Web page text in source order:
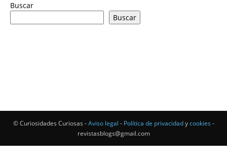
Buscar
Buscar
© Curiosidades Curiosas -Aviso legal - Política de privacidadycookies -
revistasblogs@gmail.com